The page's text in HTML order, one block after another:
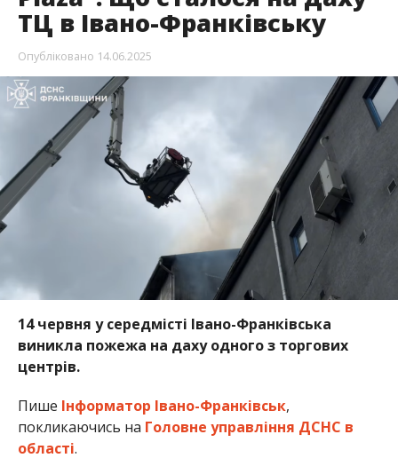
ТЦ в Івано-Франківську
Опубліковано 14.06.2025
14 червня у середмісті Івано-Франківська
виникла пожежа на даху одного з торгових
центрів.
Пише Інформатор Івано-Франківськ,
покликаючись на Головне управління ДСНС в
області.